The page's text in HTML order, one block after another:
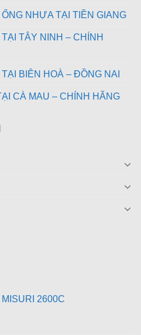
NHỰA TẠI TIỀN GIANG
TÂY NINH – CHÍNH
BIÊN HOÀ – ĐỒNG NAI
CÀ MAU – CHÍNH HÃNG
2600C